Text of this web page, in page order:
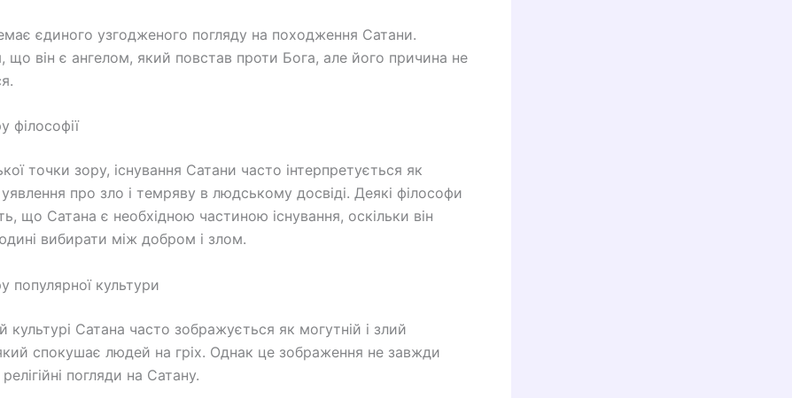
єдиного узгодженого погляду на походження Сатани.
що він є ангелом, який повстав проти Бога, але його причина не
філософії
точки зору, існування Сатани часто інтерпретується як
про зло і темряву в людському досвіді. Деякі філософи
що Сатана є необхідною частиною існування, оскільки він
вибирати між добром і злом.
популярної культури
культурі Сатана часто зображується як могутній і злий
спокушає людей на гріх. Однак це зображення не завжди
погляди на Сатану.